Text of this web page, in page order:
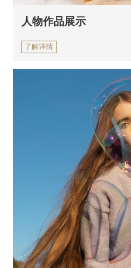
人物作品展示
了解详情